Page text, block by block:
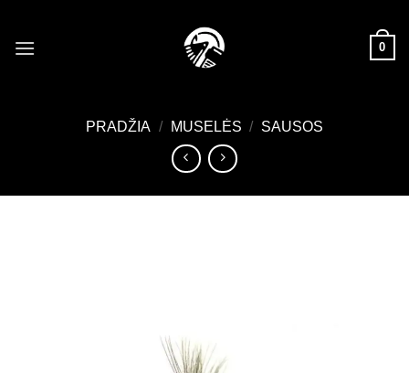
content
0
PRADŽIA / MUSELĖS / SAUSOS